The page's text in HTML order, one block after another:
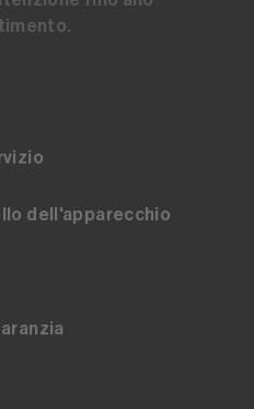
dell'apparecchio